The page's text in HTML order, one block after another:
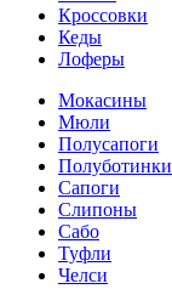
Кроссовки
Кеды
Лоферы
Мокасины
Мюли
Полусапоги
Полуботинки
Сапоги
Слипоны
Сабо
Туфли
Челси